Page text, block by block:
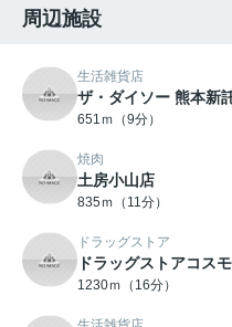
周辺施設
生活雑貨店
ザ・ダイソー 熊本新
651ｍ（9分）
焼肉
土房小山店
835ｍ（11分）
ドラッグストア
ドラッグストアコス
1230ｍ（16分）